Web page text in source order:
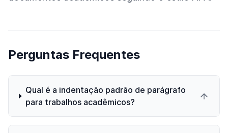
Perguntas Frequentes
Qual é a indentação padrão de parágrafo
para trabalhos acadêmicos?